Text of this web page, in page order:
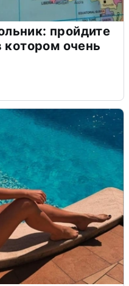
пройдите
котором очень